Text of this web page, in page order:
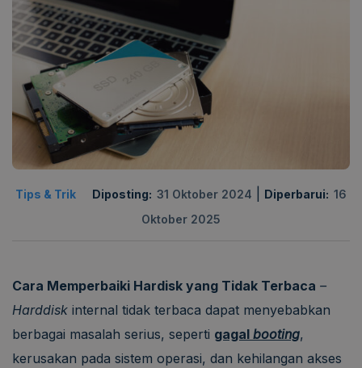
Tips & Trik Diposting: 31 Oktober 2024 Diperbarui: 16
Oktober 2025
Cara Memperbaiki Hardisk yang Tidak Terbaca –
Harddisk internal tidak terbaca dapat menyebabkan
berbagai masalah serius, seperti gagal booting,
kerusakan pada sistem operasi, dan kehilangan akses